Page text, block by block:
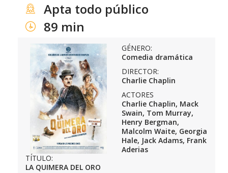
Apta todo público
89 min
TÍTULO:
LA QUIMERA DEL ORO
GÉNERO:
Comedia dramática
DIRECTOR:
Charlie Chaplin
ACTORES
Charlie Chaplin, Mack
Swain, Tom Murray,
Henry Bergman,
Malcolm Waite, Georgia
Hale, Jack Adams, Frank
Aderias